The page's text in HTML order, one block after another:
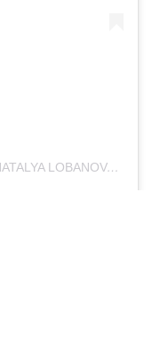
UNE PUBLICATION PARTAGÉE PAR NATALYA LOBANOVA (@NATALYALOBANOVA)